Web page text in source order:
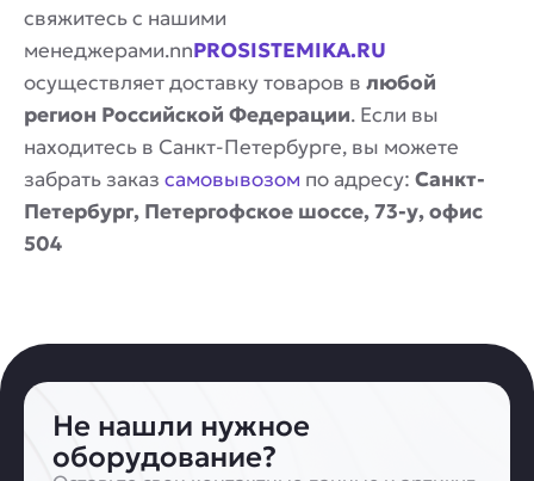
свяжитесь с нашими
менеджерами.nnPROSISTEMIKA.RU
осуществляет доставку товаров в любой
регион Российской Федерации. Если вы
находитесь в Санкт-Петербурге, вы можете
забрать заказ самовывозом по адресу: Санкт-
Петербург, Петергофское шоссе, 73-у, офис
504
Не нашли нужное
оборудование?